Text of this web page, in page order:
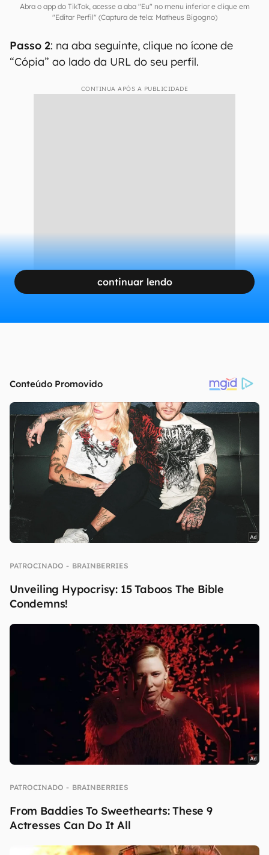
Abra o app do TikTok, acesse a aba "Eu" no menu inferior e clique em
"Editar Perfil" (Captura de tela: Matheus Bigogno)
Passo 2: na aba seguinte, clique no ícone de
“Cópia” ao lado da URL do seu perfil.
CONTINUA APÓS A PUBLICIDADE
continuar lendo